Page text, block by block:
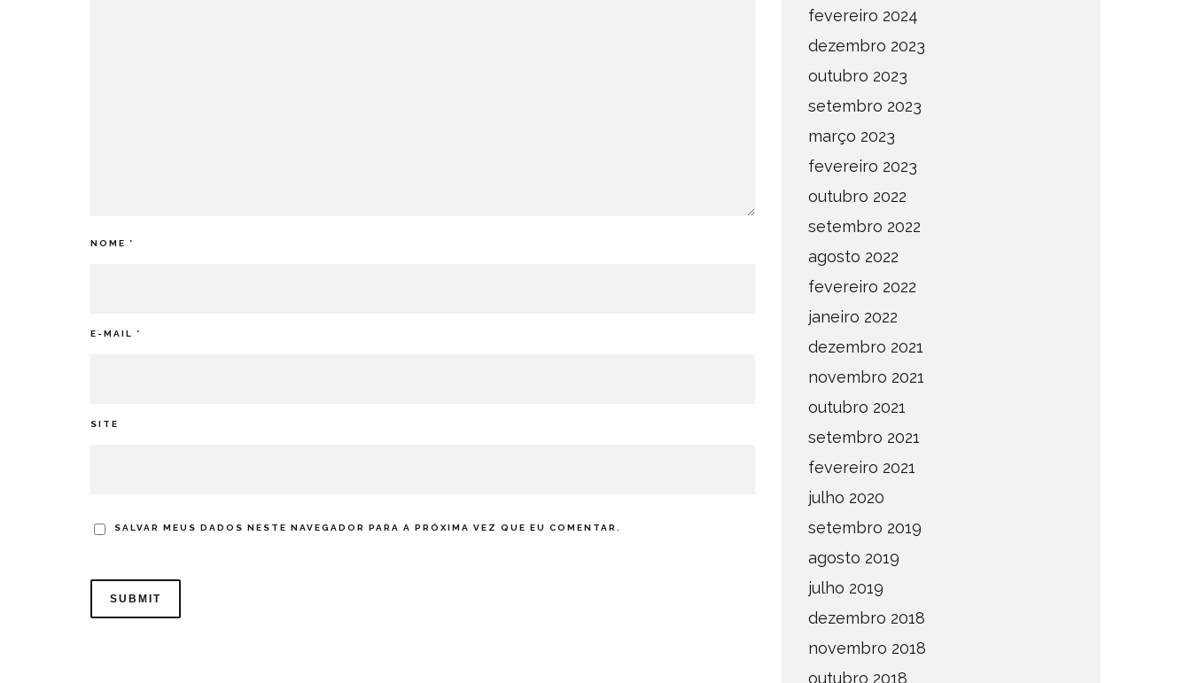
NOME *
E-MAIL *
SITE
SALVAR MEUS DADOS NESTE NAVEGADOR PARA A PRÓXIMA VEZ QUE EU COMENTAR.
fevereiro 2024
dezembro 2023
outubro 2023
setembro 2023
março 2023
fevereiro 2023
outubro 2022
setembro 2022
agosto 2022
fevereiro 2022
janeiro 2022
dezembro 2021
novembro 2021
outubro 2021
setembro 2021
fevereiro 2021
julho 2020
setembro 2019
agosto 2019
julho 2019
dezembro 2018
novembro 2018
outubro 2018